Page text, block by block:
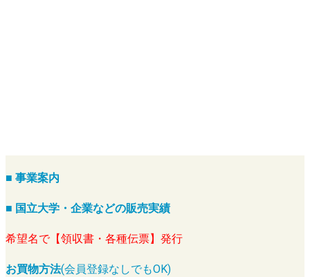
■ 事業案内
■ 国立大学・企業などの販売実績
希望名で【領収書・各種伝票】発行
お買物方法(会員登録なしでもOK)